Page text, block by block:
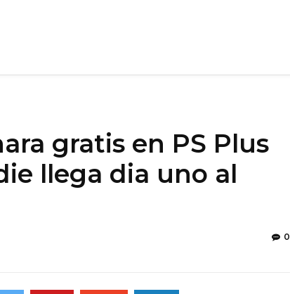
gratis en PS Plus
llega dia uno al
0